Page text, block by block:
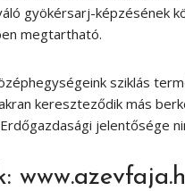
gyökérsarj-képzésének
megtartható.
sziklás
kereszteződik más
jelentősége